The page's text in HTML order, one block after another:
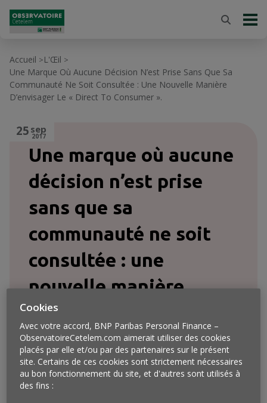
Accueil >L'Œil >
Une Marque Où Aucune Décision N’est Prise Sans Que Sa
Communauté Ne Soit Consultée : Une Nouvelle Manière
D’envisager Le « Direct To Consumer ».
Une marque où aucune
décision n’est prise
sans que sa
communauté ne soit
consultée : une
nouvelle manière
d’envisager le « direct
to consumer ».
25 sep
2017
Cookies
Avec votre accord, BNP Paribas Personal Finance –
ObservatoireCetelem.com aimerait utiliser des cookies
placés par elle et/ou par des partenaires sur le présent
site. Certains de ces cookies sont strictement nécessaires
au bon fonctionnement du site, et d'autres sont utilisés à
des fins :